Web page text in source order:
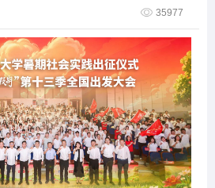
省委副书记、省长王新伟，省政协主
35977